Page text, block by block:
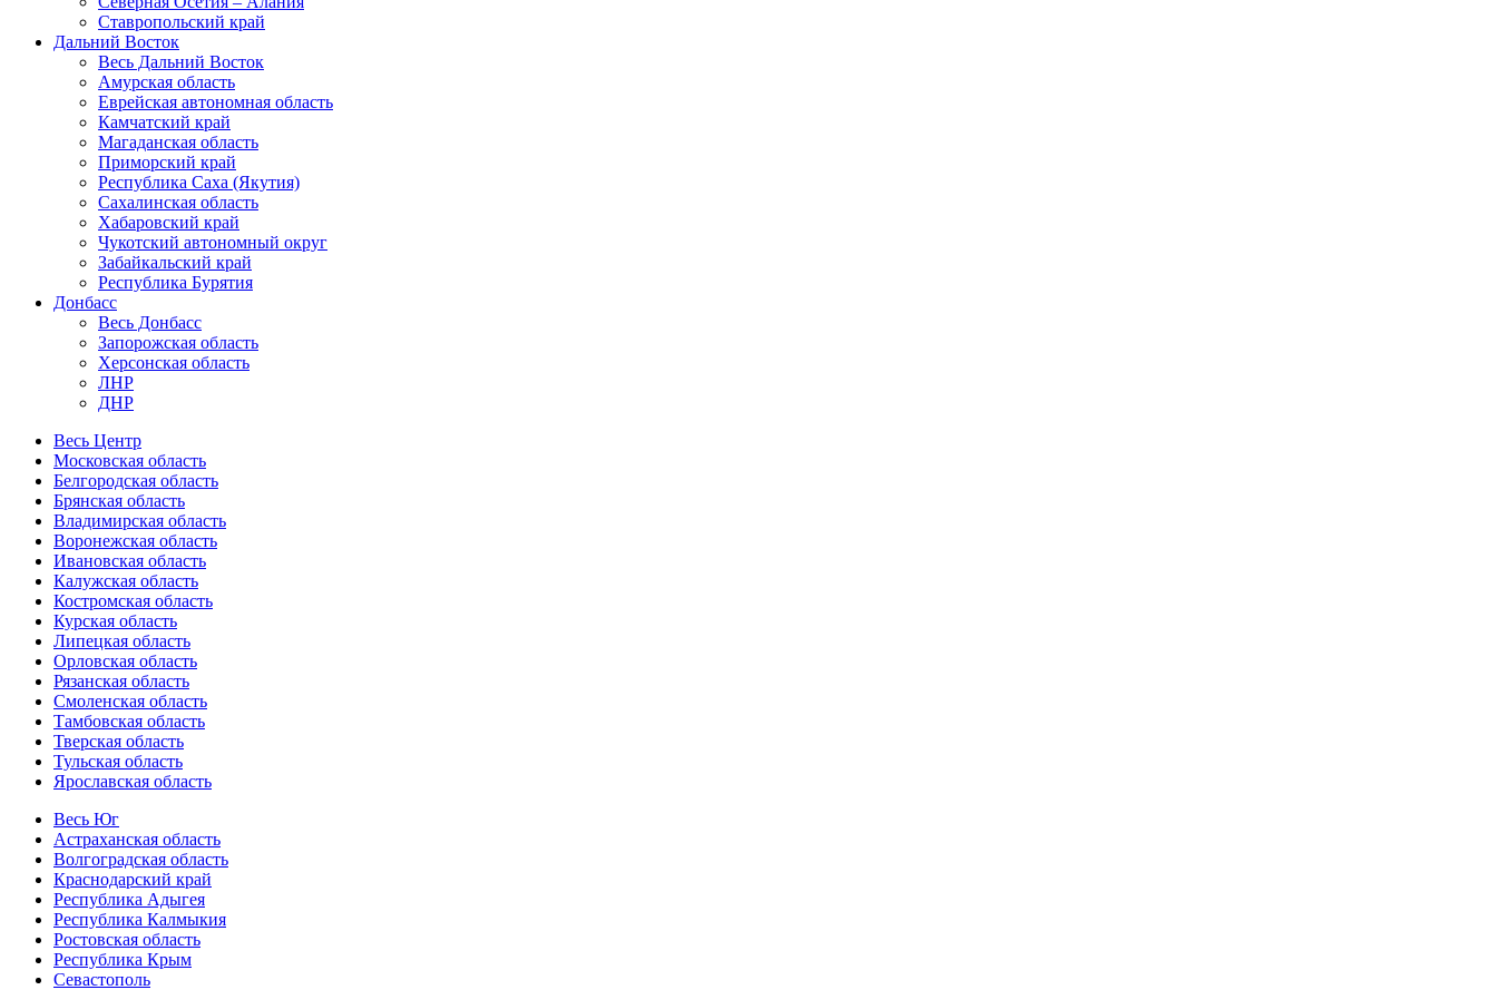
Ставропольский край
Дальний Восток
Весь Дальний Восток
Амурская область
Еврейская автономная область
Камчатский край
Магаданская область
Приморский край
Республика Саха (Якутия)
Сахалинская область
Хабаровский край
Чукотский автономный округ
Забайкальский край
Республика Бурятия
Донбасс
Весь Донбасс
Запорожская область
Херсонская область
ЛНР
ДНР
Весь Центр
Московская область
Белгородская область
Брянская область
Владимирская область
Воронежская область
Ивановская область
Калужская область
Костромская область
Курская область
Липецкая область
Орловская область
Рязанская область
Смоленская область
Тамбовская область
Тверская область
Тульская область
Ярославская область
Весь Юг
Астраханская область
Волгоградская область
Краснодарский край
Республика Адыгея
Республика Калмыкия
Ростовская область
Республика Крым
Севастополь